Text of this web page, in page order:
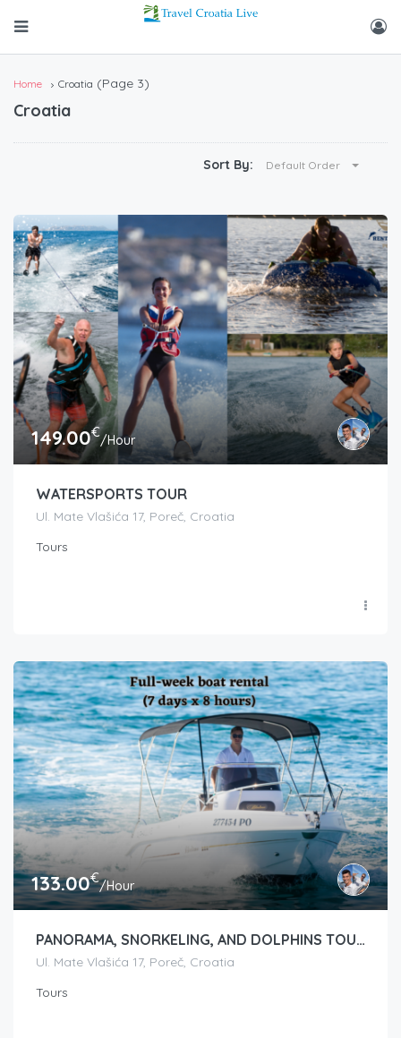
Home Croatia (Page 3)
Croatia
Sort By: Default Order
149.00€/Hour
WATERSPORTS TOUR
Ul. Mate Vlašića 17, Poreč, Croatia
Tours
133.00€/Hour
PANORAMA, SNORKELING, AND DOLPHINS TOUR
Ul. Mate Vlašića 17, Poreč, Croatia
Tours